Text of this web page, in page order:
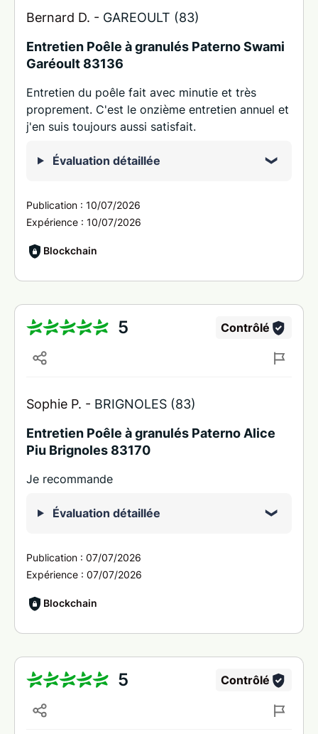
Bernard D. - GAREOULT (83)
Entretien Poêle à granulés Paterno Swami
Garéoult 83136
Entretien du poêle fait avec minutie et très
proprement. C'est le onzième entretien annuel et
j'en suis toujours aussi satisfait.
Évaluation détaillée
Publication : 10/07/2026
Expérience : 10/07/2026
Blockchain
5 Contrôlé
Sophie P. - BRIGNOLES (83)
Entretien Poêle à granulés Paterno Alice
Piu Brignoles 83170
Je recommande
Évaluation détaillée
Publication : 07/07/2026
Expérience : 07/07/2026
Blockchain
5 Contrôlé